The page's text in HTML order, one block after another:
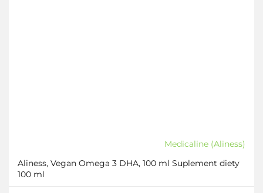
Medicaline (Aliness)
Aliness, Vegan Omega 3 DHA, 100 ml Suplement diety
100 ml